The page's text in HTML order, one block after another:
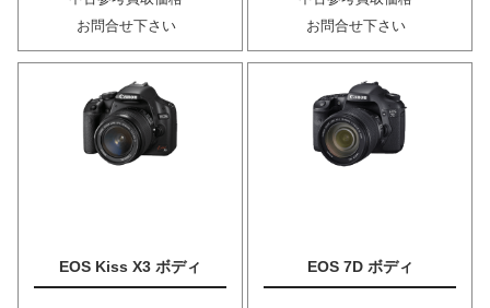
お問合せ下さい
お問合せ下さい
EOS Kiss X3 ボディ EOS 7D ボディ